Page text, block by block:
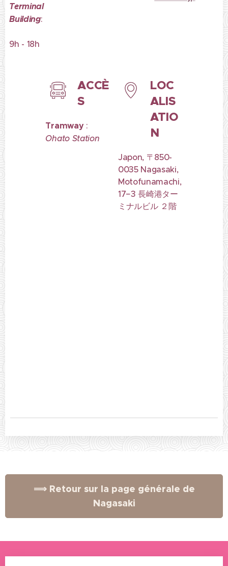
Terminal
Building:
9h - 18h
ACCÈ
S
Tramway :
Ohato Station
LOC
ALIS
ATIO
N
Japon, 〒850-
0035 Nagasaki,
Motofunamachi,
17−3 長崎港ター
ミナルビル ２階
⟹ Retour sur la page générale de
Nagasaki